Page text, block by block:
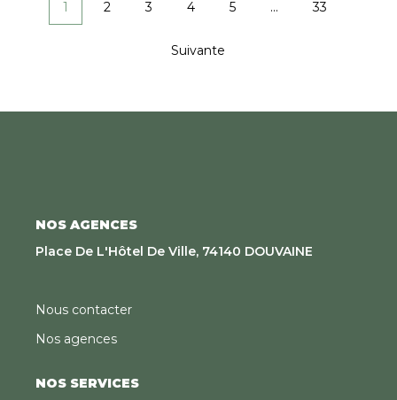
en ligne :
https://www.sweethomeleman.fr/content/3/
1 2 3 4 5 ... 33
Suivante
NOS AGENCES
Place De L'Hôtel De Ville, 74140 DOUVAINE
Nous contacter
Nos agences
NOS SERVICES